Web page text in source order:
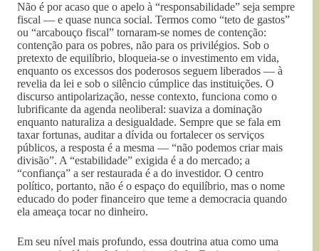
Não é por acaso que o apelo à “responsabilidade” seja sempre
fiscal — e quase nunca social. Termos como “teto de gastos”
ou “arcabouço fiscal” tornaram-se nomes de contenção:
contenção para os pobres, não para os privilégios. Sob o
pretexto de equilíbrio, bloqueia-se o investimento em vida,
enquanto os excessos dos poderosos seguem liberados — à
revelia da lei e sob o silêncio cúmplice das instituições. O
discurso antipolarização, nesse contexto, funciona como o
lubrificante da agenda neoliberal: suaviza a dominação
enquanto naturaliza a desigualdade. Sempre que se fala em
taxar fortunas, auditar a dívida ou fortalecer os serviços
públicos, a resposta é a mesma — “não podemos criar mais
divisão”. A “estabilidade” exigida é a do mercado; a
“confiança” a ser restaurada é a do investidor. O centro
político, portanto, não é o espaço do equilíbrio, mas o nome
educado do poder financeiro que teme a democracia quando
ela ameaça tocar no dinheiro.
Em seu nível mais profundo, essa doutrina atua como uma